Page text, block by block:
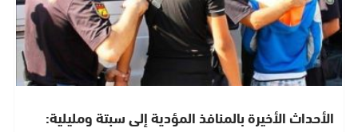
الأحداث الأخيرة بالمنافذ المؤدية إلى سبتة ومليلية: